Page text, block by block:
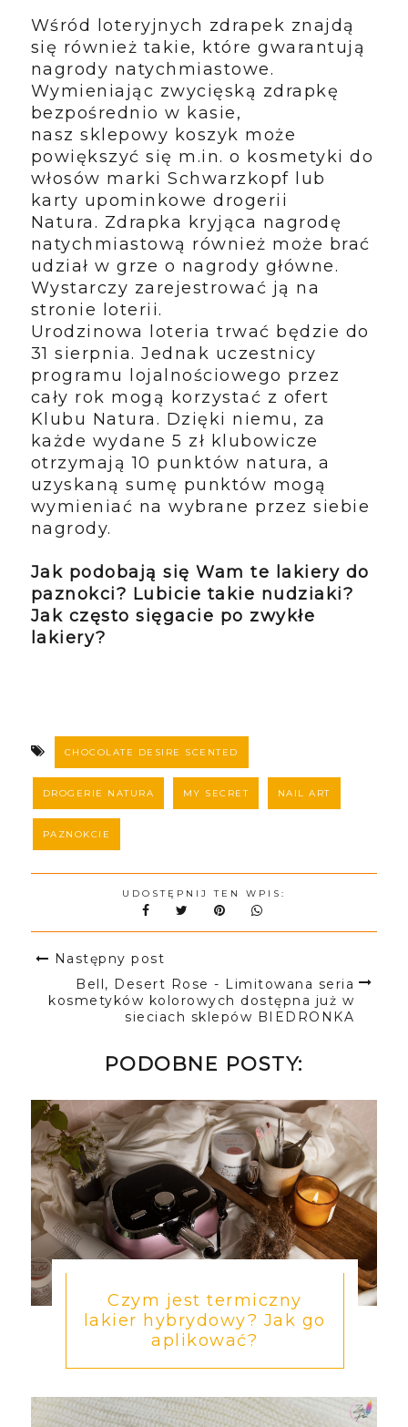
Wśród loteryjnych zdrapek znajdą
się również takie, które gwarantują
nagrody natychmiastowe.
Wymieniając zwycięską zdrapkę
bezpośrednio w kasie,
naszsklepowy koszyk może
powiększyć się m.in.o kosmetyki do
włosów marki Schwarzkopf lub
karty upominkowe drogerii
Natura. Zdrapka kryjąca nagrodę
natychmiastową również może brać
udział w grze o nagrody główne.
Wystarczy zarejestrować ją na
stronie loterii.
Urodzinowa loteria trwać będzie do
31 sierpnia. Jednak uczestnicy
programu
lojalnościowego przez
cały rok mogą korzystać z ofert
Klubu Natura. Dzięki niemu, za
każde wydane 5 zł klubowicze
otrzymają 10 punktów natura, a
uzyskaną sumę punktów mogą
wymieniać na wybrane przez siebie
nagrody.
Jak podobają się Wam te lakiery do
paznokci? Lubicie takie nudziaki?
Jak często sięgacie po zwykłe
lakiery?
CHOCOLATE DESIRE SCENTED
DROGERIE NATURA MY SECRET NAIL ART
PAZNOKCIE
UDOSTĘPNIJ TEN WPIS:
Następny post
Bell, Desert Rose - Limitowana seria
kosmetyków kolorowych dostępna już w
sieciach sklepów BIEDRONKA
PODOBNE POSTY:
Czym jest termiczny
lakier hybrydowy? Jak go
aplikować?